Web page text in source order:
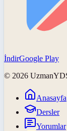
İndirGoogle Play
© 2026
Anasayfa
Dersler
Yorumlar